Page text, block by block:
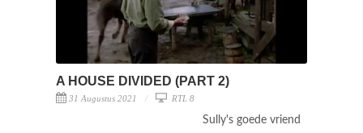
A HOUSE DIVIDED (PART 2)
31 Augustus 2021 RTL 8
Sully's goede vriend